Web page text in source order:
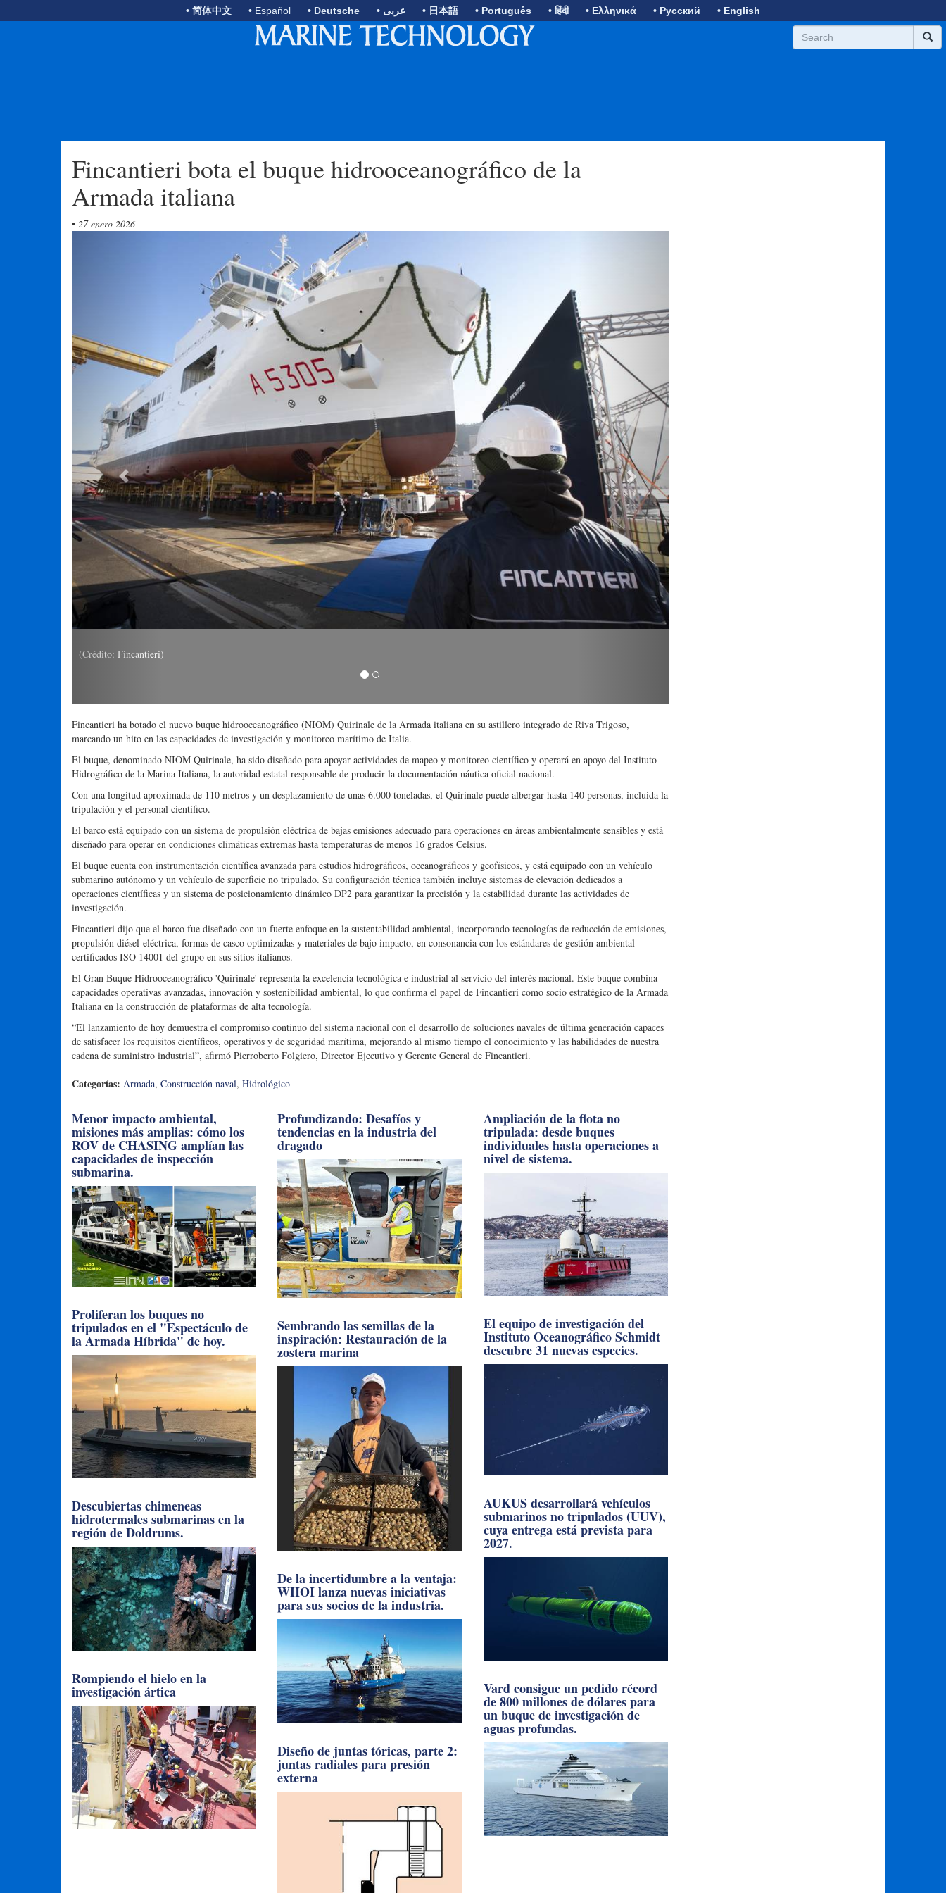
• 简体中文 • Español • Deutsche • عربى • 日本語 • Português • हिंदी • Ελληνικά • Русский • English
Fincantieri bota el buque hidrooceanográfico de la
Armada italiana
• 27 enero 2026
Fincantieri ha botado el nuevo buque hidrooceanográfico (NIOM) Quirinale de la Armada italiana en su astillero integrado de Riva Trigoso,
marcando un hito en las capacidades de investigación y monitoreo marítimo de Italia.
El buque, denominado NIOM Quirinale, ha sido diseñado para apoyar actividades de mapeo y monitoreo científico y operará en apoyo del Instituto
Hidrográfico de la Marina Italiana, la autoridad estatal responsable de producir la documentación náutica oficial nacional.
Con una longitud aproximada de 110 metros y un desplazamiento de unas 6.000 toneladas, el Quirinale puede albergar hasta 140 personas, incluida la
tripulación y el personal científico.
El barco está equipado con un sistema de propulsión eléctrica de bajas emisiones adecuado para operaciones en áreas ambientalmente sensibles y está
diseñado para operar en condiciones climáticas extremas hasta temperaturas de menos 16 grados Celsius.
El buque cuenta con instrumentación científica avanzada para estudios hidrográficos, oceanográficos y geofísicos, y está equipado con un vehículo
submarino autónomo y un vehículo de superficie no tripulado. Su configuración técnica también incluye sistemas de elevación dedicados a
operaciones científicas y un sistema de posicionamiento dinámico DP2 para garantizar la precisión y la estabilidad durante las actividades de
investigación.
Fincantieri dijo que el barco fue diseñado con un fuerte enfoque en la sustentabilidad ambiental, incorporando tecnologías de reducción de emisiones,
propulsión diésel-eléctrica, formas de casco optimizadas y materiales de bajo impacto, en consonancia con los estándares de gestión ambiental
certificados ISO 14001 del grupo en sus sitios italianos.
El Gran Buque Hidrooceanográfico 'Quirinale' representa la excelencia tecnológica e industrial al servicio del interés nacional. Este buque combina
capacidades operativas avanzadas, innovación y sostenibilidad ambiental, lo que confirma el papel de Fincantieri como socio estratégico de la Armada
Italiana en la construcción de plataformas de alta tecnología.
“El lanzamiento de hoy demuestra el compromiso continuo del sistema nacional con el desarrollo de soluciones navales de última generación capaces
de satisfacer los requisitos científicos, operativos y de seguridad marítima, mejorando al mismo tiempo el conocimiento y las habilidades de nuestra
cadena de suministro industrial”, afirmó Pierroberto Folgiero, Director Ejecutivo y Gerente General de Fincantieri.
Categorías: Armada, Construcción naval, Hidrológico
Menor impacto ambiental,
misiones más amplias: cómo los
ROV de CHASING amplían las
capacidades de inspección
submarina.
Proliferan los buques no
tripulados en el "Espectáculo de
la Armada Híbrida" de hoy.
Descubiertas chimeneas
hidrotermales submarinas en la
región de Doldrums.
Rompiendo el hielo en la
investigación ártica
Profundizando: Desafíos y
tendencias en la industria del
dragado
Sembrando las semillas de la
inspiración: Restauración de la
zostera marina
De la incertidumbre a la ventaja:
WHOI lanza nuevas iniciativas
para sus socios de la industria.
Diseño de juntas tóricas, parte 2:
juntas radiales para presión
externa
Ampliación de la flota no
tripulada: desde buques
individuales hasta operaciones a
nivel de sistema.
El equipo de investigación del
Instituto Oceanográfico Schmidt
descubre 31 nuevas especies.
AUKUS desarrollará vehículos
submarinos no tripulados (UUV),
cuya entrega está prevista para
2027.
Vard consigue un pedido récord
de 800 millones de dólares para
un buque de investigación de
aguas profundas.